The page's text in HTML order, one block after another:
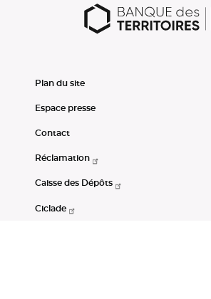
Plan du site
Espace presse
Contact
Réclamation
Caisse des Dépôts
Ciclade